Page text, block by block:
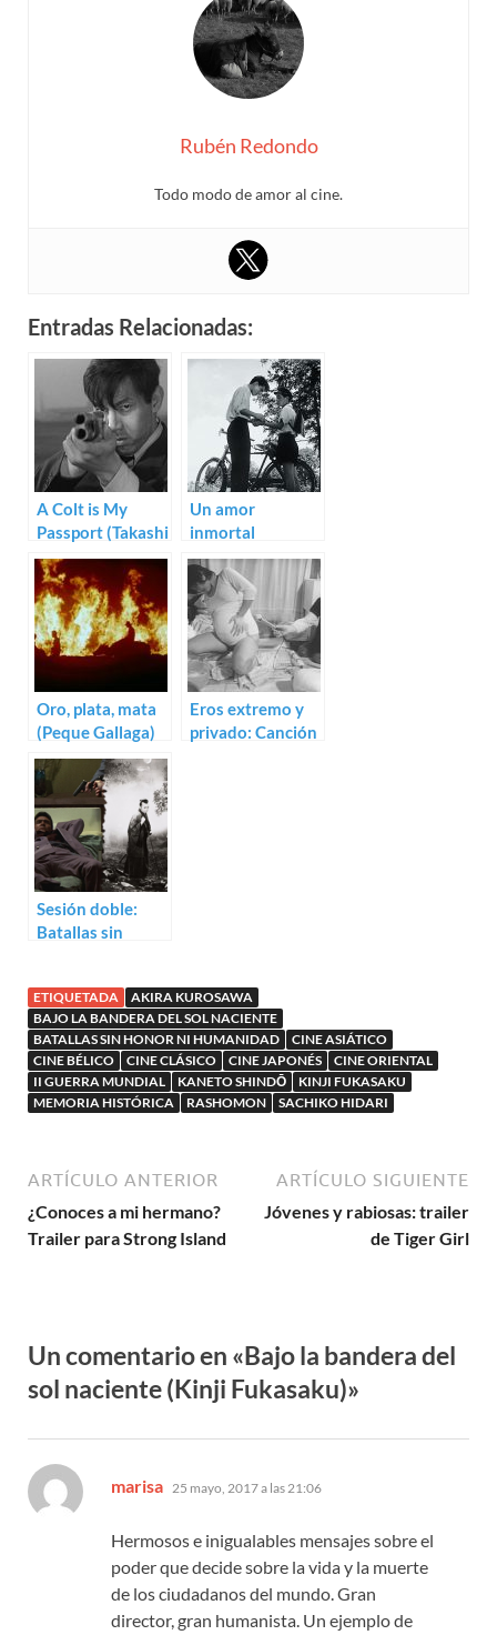
Rubén Redondo
Todo modo de amor al cine.
Entradas Relacionadas:
A Colt is My
Passport (Takashi
Nomura)
Un amor
inmortal
(Keisuke
Kinoshita)
Oro, plata, mata
(Peque Gallaga)
Eros extremo y
privado: Canción
Sesión doble:
Batallas sin
(1973) / Priest of
Darkness (1936)
ETIQUETADA
AKIRA KUROSAWA
BAJO LA BANDERA DEL SOL NACIENTE
BATALLAS SIN HONOR NI HUMANIDAD
CINE ASIÁTICO
CINE BÉLICO
CINE CLÁSICO CINE JAPONÉS
CINE ORIENTAL
II GUERRA MUNDIAL
KANETO SHINDŌ
KINJI FUKASAKU
MEMORIA HISTÓRICA
RASHOMON SACHIKO HIDARI
ARTÍCULO ANTERIOR
¿Conoces a mi hermano?
Trailer para Strong Island
ARTÍCULO SIGUIENTE
Jóvenes y rabiosas: trailer
de Tiger Girl
Un comentario en «Bajo la bandera del
sol naciente (Kinji Fukasaku)»
marisa dice:
25 mayo, 2017 a las 21:06
Hermosos e inigualables mensajes sobre el
poder que decide sobre la vida y la muerte
de los ciudadanos del mundo. Gran
director, gran humanista. Un ejemplo de